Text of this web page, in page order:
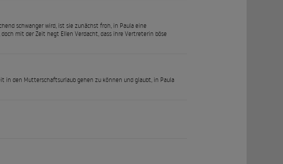
schwanger wird, ist sie zunächst froh, in Paula eine
mit der Zeit hegt Ellen Verdacht, dass ihre Vertreterin böse
in den Mutterschaftsurlaub gehen zu können und glaubt, in Paula